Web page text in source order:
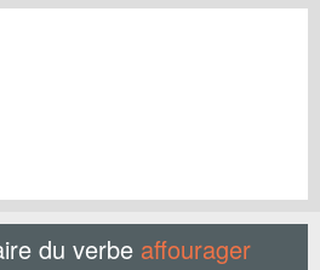
du verbe affourager